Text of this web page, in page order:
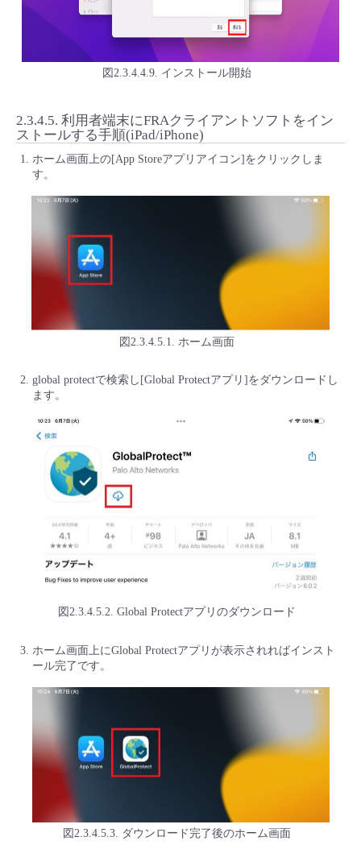
図2.3.4.4.9. インストール開始
2.3.4.5. 利用者端末にFRAクライアントソフトをイン
ストールする手順(iPad/iPhone)
ホーム画面上の[App Storeアプリアイコン]をクリックしま
す。
図2.3.4.5.1. ホーム画面
global protectで検索し[Global Protectアプリ]をダウンロードし
ます。
図2.3.4.5.2. Global Protectアプリのダウンロード
ホーム画面上にGlobal Protectアプリが表示されればインスト
ール完了です。
図2.3.4.5.3. ダウンロード完了後のホーム画面